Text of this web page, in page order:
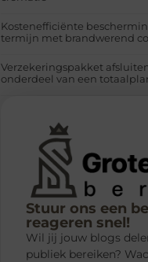
Kostenefficiënte
termijn met brandwerend
Verzekeringspakket
onderdeel van een
Stuur ons een
reageren snel!
Wil jij jouw blogs
publiek bereiken?